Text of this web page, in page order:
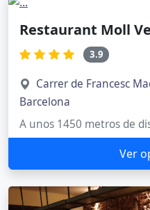
Restaurant Moll
3.9
Carrer de Francesc
Barcelona
A unos 1450 metros de
Ver